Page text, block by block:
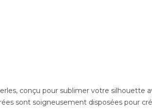
conçu pour sublimer votre silhouette
sont soigneusement disposées pour